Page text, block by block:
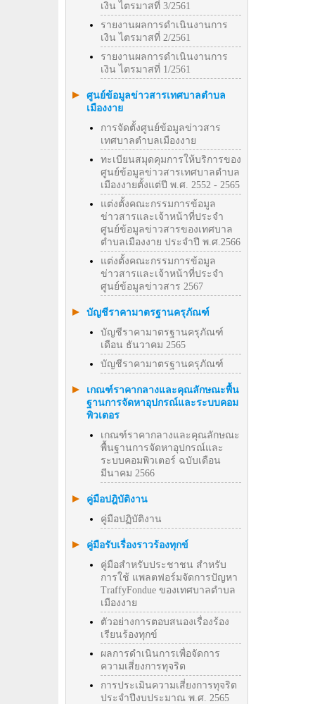
เงิน ไตรมาสที่ 3/2561
รายงานผลการดำเนินงานการ
เงิน ไตรมาสที่ 2/2561
รายงานผลการดำเนินงานการ
เงิน ไตรมาสที่ 1/2561
ศูนย์ข้อมูลข่าวสารเทศบาลตำบล
เมืองงาย
การจัดตั้งศูนย์ข้อมูลข่าวสาร
เทศบาลตำบลเมืองงาย
ทะเบียนสมุดคุมการให้บริการของ
ศูนย์ข้อมูลข่าวสารเทศบาลตำบล
เมืองงายตั้งแต่ปี พ.ศ. 2552 - 2565
แต่งตั้งคณะกรรมการข้อมูล
ข่าวสารและเจ้าหน้าที่ประจำ
ศูนย์ข้อมูลข่าวสารของเทศบาล
ตำบลเมืองงาย ประจำปี พ.ศ.2566
แต่งตั้งคณะกรรมการข้อมูล
ข่าวสารและเจ้าหน้าที่ประจำ
ศูนย์ข้อมูลข่าวสาร 2567
บัญชีราคามาตรฐานครุภัณฑ์
บัญชีราคามาตรฐานครุภัณฑ์
เดือน ธันวาคม 2565
บัญชีราคามาตรฐานครุภัณฑ์
เกณฑ์ราคากลางและคุณลักษณะพื้น
ฐานการจัดหาอุปกรณ์และระบบคอม
พิวเตอร
เกณฑ์ราคากลางและคุณลักษณะ
พื้นฐานการจัดหาอุปกรณ์และ
ระบบคอมพิวเตอร์ ฉบับเดือน
มีนาคม 2566
คู่มือปฎิบัติงาน
คู่มือปฏิบัติงาน
คู่มือรับเรื่องราวร้องทุกข์
คู่มือสำหรับประชาชน สำหรับ
การใช้ แพลตฟอร์มจัดการปัญหา
TraffyFondue ของเทศบาลตำบล
เมืองงาย
ตัวอย่างการตอบสนองเรื่องร้อง
เรียนร้องทุกข์
ผลการดำเนินการเพื่อจัดการ
ความเสี่ยงการทุจริต
การประเมินความเสี่ยงการทุจริต
ประจำปีงบประมาณ พ.ศ. 2565